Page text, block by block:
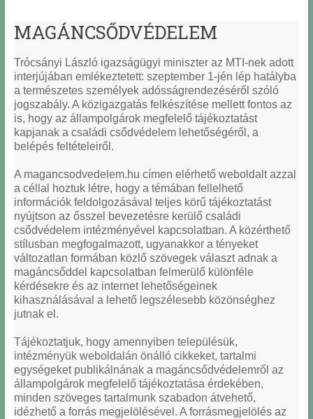
MAGÁNCSŐDVÉDELEM
Trócsányi László igazságügyi miniszter az MTI-nek adott
interjújában emlékeztetett: szeptember 1-jén lép hatályba
a természetes személyek adósságrendezéséről szóló
jogszabály. A közigazgatás felkészítése mellett fontos az
is, hogy az állampolgárok megfelelő tájékoztatást
kapjanak a családi csődvédelem lehetőségéről, a
belépés feltételeiről.
A magancsodvedelem.hu címen elérhető weboldalt azzal
a céllal hoztuk létre, hogy a témában fellelhető
információk feldolgozásával teljes körű tájékoztatást
nyújtson az ősszel bevezetésre kerülő családi
csődvédelem intézményével kapcsolatban. A közérthető
stílusban megfogalmazott, ugyanakkor a tényeket
változatlan formában közlő szövegek választ adnak a
magáncsőddel kapcsolatban felmerülő különféle
kérdésekre és az internet lehetőségeinek
kihasználásával a lehető legszélesebb közönséghez
jutnak el.
Tájékoztatjuk, hogy amennyiben településük,
intézményük weboldalán önálló cikkeket, tartalmi
egységeket publikálnának a magáncsődvédelemről az
állampolgárok megfelelő tájékoztatása érdekében,
minden szöveges tartalmunk szabadon átvehető,
idézhető a forrás megjelölésével. A forrásmegjelölés az